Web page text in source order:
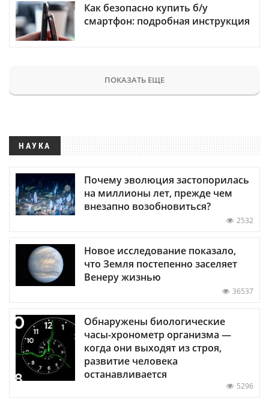
Как безопасно купить б/у
смартфон: подробная инструкция
ПОКАЗАТЬ ЕЩЕ
НАУКА
Почему эволюция застопорилась
на миллионы лет, прежде чем
внезапно возобновиться?
2532
Новое исследование показало,
что Земля постепенно заселяет
Венеру жизнью
36537
Обнаружены биологические
часы-хронометр организма —
когда они выходят из строя,
развитие человека
останавливается
5296